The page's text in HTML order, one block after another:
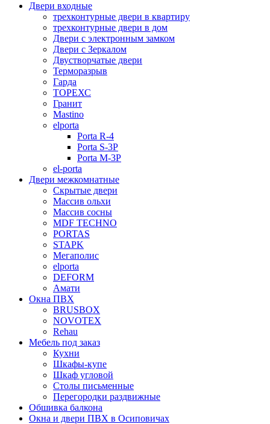
Двери входные
трехконтурные двери в квартиру
трехконтурные двери в дом
Двери с электронным замком
Двери с Зеркалом
Двустворчатые двери
Терморазрыв
Гарда
ТОРЕХС
Гранит
Mastino
elporta
Porta R-4
Porta S-3Р
Porta M-3P
el-porta
Двери межкомнатные
Скрытые двери
Массив ольхи
Массив сосны
MDF TECHNO
PORTAS
STAPK
Мегаполис
elporta
DEFORM
Амати
Окна ПВХ
BRUSBOX
NOVOTEX
Rehau
Мебель под заказ
Кухни
Шкафы-купе
Шкаф угловой
Столы письменные
Перегородки раздвижные
Обшивка балкона
Окна и двери ПВХ в Осиповичах